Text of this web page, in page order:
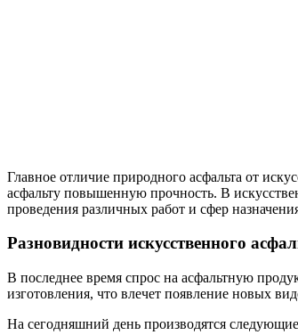
Главное отличие природного асфальта от
асфальту повышенную прочность. В
проведения различных работ и сфер
Разновидности искусственного
В последнее время спрос на асфальтную
изготовления, что влечет появление новых
На сегодняшний день производятся